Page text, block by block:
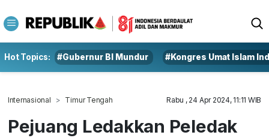
Hot Topics: #Gubernur BI Mundur #Kongres Umat Islam
Internasional Timur Tengah Rabu , 24 Apr 2024, 11:11 WIB
Pejuang Ledakkan Peledak